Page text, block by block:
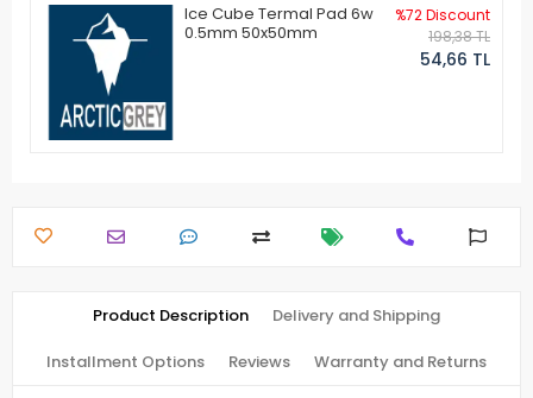
Ice Cube Termal Pad 6w
0.5mm 50x50mm
%72 Discount
198,38 TL
54,66 TL
Product Description Delivery and Shipping
Installment Options Reviews Warranty and Returns